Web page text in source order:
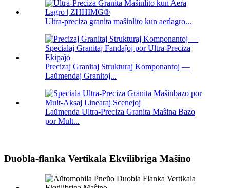
Ultra-preciza granita maŝinlito kun aerlagro...
Precizaj Granitaj Strukturaj Komponantoj —
Laŭmendaj Granitoj...
Laŭmenda Ultra-Preciza Granita Maŝina Bazo
por Mult...
Duobla-flanka Vertikala Ekvilibriga Maŝino